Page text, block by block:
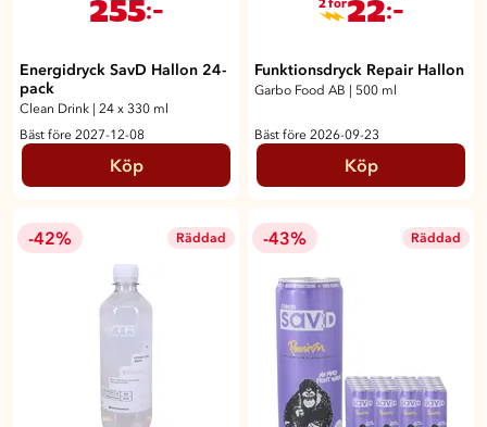
:-
Energidryck SavD Hallon 24-
pack
Clean Drink | 24 x 330 ml
Bäst före 2027-12-08
Köp
:-
Funktionsdryck Repair Hallon
Garbo Food AB | 500 ml
Bäst före 2026-09-23
Köp
-42% Räddad -43% Räddad